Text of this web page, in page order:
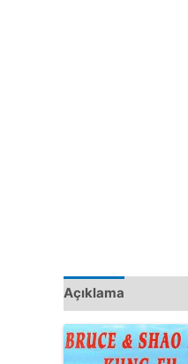
Açıklama